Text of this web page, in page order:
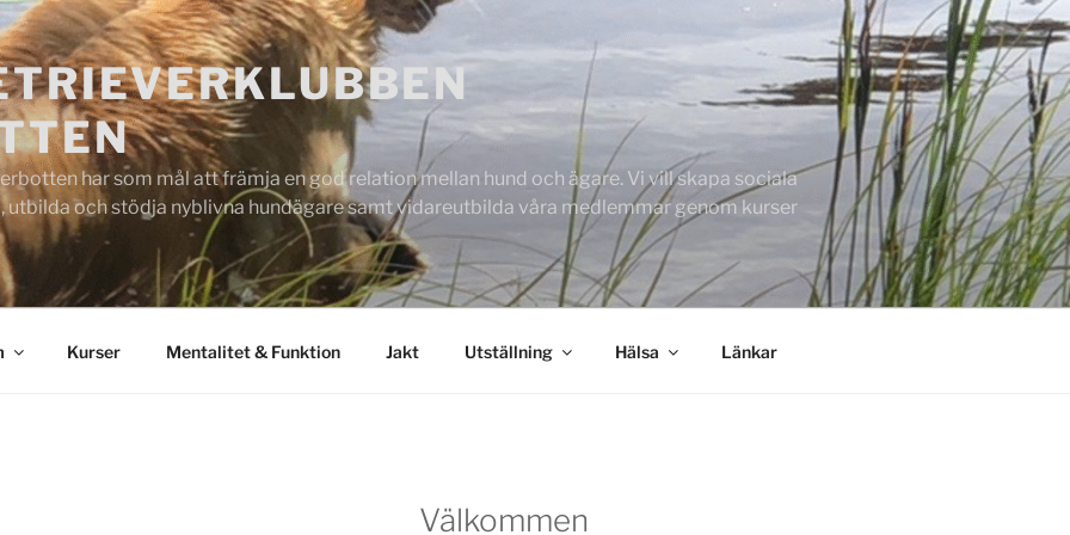
har som mål att främja en god relation mellan hund och ägare. Vi vill skapa sociala
och stödja nyblivna hundägare samt vidareutbilda våra medlemmar genom kurser
Kurser Mentalitet & Funktion Jakt Utställning Hälsa Länkar
Välkommen